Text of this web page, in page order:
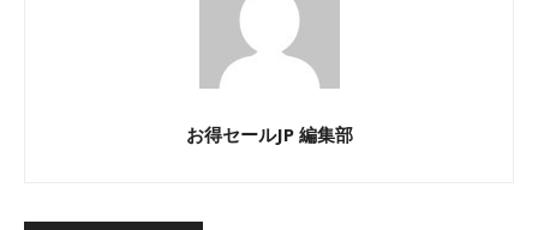
お得セールJP 編集部